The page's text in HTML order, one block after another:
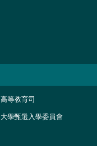
高等教育司
大學甄選入學委員會